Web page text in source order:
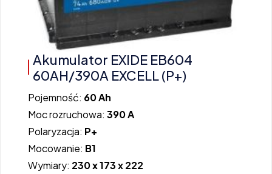
Akumulator EXIDE EB604
60AH/390A EXCELL (P+)
Pojemność: 60 Ah
Moc rozruchowa: 390 A
Polaryzacja: P+
Mocowanie: B1
Wymiary: 230 x 173 x 222